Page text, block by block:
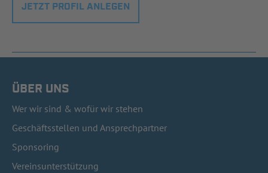
JETZT PROFIL ANLEGEN
ÜBER UNS
Wer wir sind & wofür wir stehen
Geschäftsstellen und Ansprechpartner
Sponsoring
Vereinsunterstützung